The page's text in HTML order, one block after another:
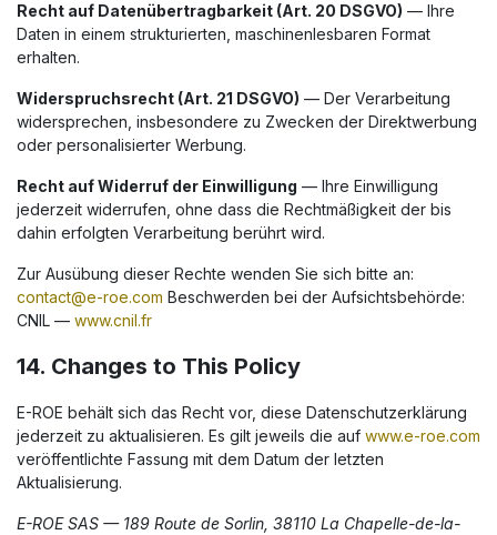
Recht auf Datenübertragbarkeit (Art. 20 DSGVO) — Ihre
Daten in einem strukturierten, maschinenlesbaren Format
erhalten.
Widerspruchsrecht (Art. 21 DSGVO) — Der Verarbeitung
widersprechen, insbesondere zu Zwecken der Direktwerbung
oder personalisierter Werbung.
Recht auf Widerruf der Einwilligung — Ihre Einwilligung
jederzeit widerrufen, ohne dass die Rechtmäßigkeit der bis
dahin erfolgten Verarbeitung berührt wird.
Zur Ausübung dieser Rechte wenden Sie sich bitte an:
contact@e-roe.com Beschwerden bei der Aufsichtsbehörde:
CNIL — www.cnil.fr
14. Changes to This Policy
E-ROE behält sich das Recht vor, diese Datenschutzerklärung
jederzeit zu aktualisieren. Es gilt jeweils die auf www.e-roe.com
veröffentlichte Fassung mit dem Datum der letzten
Aktualisierung.
E-ROE SAS — 189 Route de Sorlin, 38110 La Chapelle-de-la-